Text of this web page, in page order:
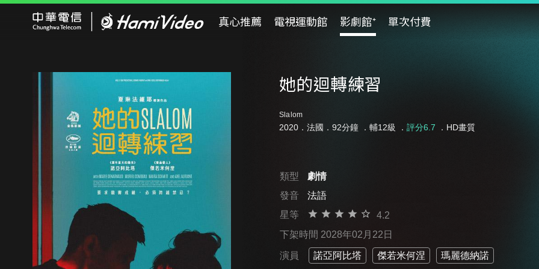
真心推薦 電視運動館 影劇館⁺ 單次付費
她的迴轉練習
Slalom
2020．法國．92分鐘 ． 輔12級 ． 評分6.7 ．HD畫質
類型
劇情
發音
法語
星等
4.2
下架時間 2028年02月22日
演員 諾亞阿比塔 傑若米何涅 瑪麗德納諾